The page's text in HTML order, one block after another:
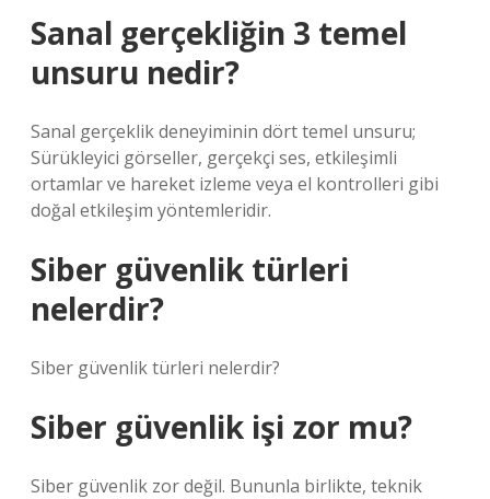
Sanal gerçekliğin 3 temel
unsuru nedir?
Sanal gerçeklik deneyiminin dört temel unsuru;
Sürükleyici görseller, gerçekçi ses, etkileşimli
ortamlar ve hareket izleme veya el kontrolleri gibi
doğal etkileşim yöntemleridir.
Siber güvenlik türleri
nelerdir?
Siber güvenlik türleri nelerdir?
Siber güvenlik işi zor mu?
Siber güvenlik zor değil. Bununla birlikte, teknik